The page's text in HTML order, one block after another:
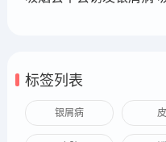
标签列表
银屑病